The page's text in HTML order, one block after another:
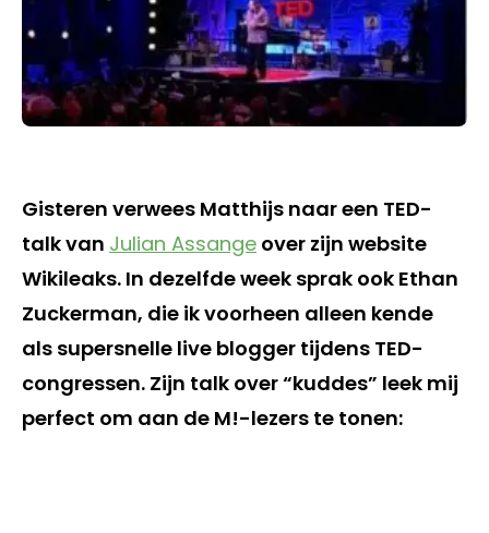
Gisteren verwees Matthijs naar een TED-
talk van Julian Assange over zijn website
Wikileaks. In dezelfde week sprak ook Ethan
Zuckerman, die ik voorheen alleen kende
als supersnelle live blogger tijdens TED-
congressen. Zijn talk over “kuddes” leek mij
perfect om aan de M!-lezers te tonen: